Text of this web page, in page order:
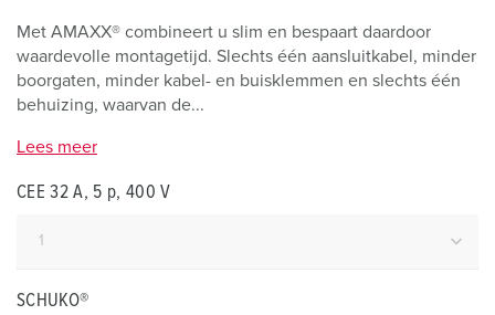
Met AMAXX® combineert u slim en bespaart daardoor
waardevolle montagetijd. Slechts één aansluitkabel, minder
boorgaten, minder kabel- en buisklemmen en slechts één
behuizing, waarvan de...
Lees meer
CEE 32 A, 5 p, 400 V
SCHUKO®